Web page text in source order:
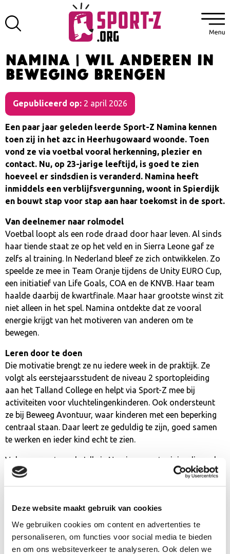
Deze website maakt gebruik van cookies
We gebruiken cookies om content en advertenties te
personaliseren, om functies voor social media te bieden
en om ons websiteverkeer te analyseren. Ook delen we
Namina | Wil anderen in
beweging brengen
Gepubliceerd op: 2 april 2026
Een paar jaar geleden leerde Sport-Z Namina kennen
toen zij in het azc in Heerhugowaard woonde. Toen
vond ze via voetbal vooral herkenning, plezier en
contact. Nu, op 23-jarige leeftijd, is goed te zien
hoeveel er sindsdien is veranderd. Namina heeft
inmiddels een verblijfsvergunning, woont in Spierdijk
en bouwt stap voor stap aan haar toekomst in de sport.
Van deelnemer naar rolmodel
Voetbal loopt als een rode draad door haar leven. Al sinds
haar tiende staat ze op het veld en in Sierra Leone gaf ze
zelfs al training. In Nederland bleef ze zich ontwikkelen. Zo
speelde ze mee in Team Oranje tijdens de Unity EURO Cup,
een initiatief van Life Goals, COA en de KNVB. Haar team
haalde daarbij de kwartfinale. Maar haar grootste winst zit
niet alleen in het spel. Namina ontdekte dat ze vooral
energie krijgt van het motiveren van anderen om te
bewegen.
Leren door te doen
Die motivatie brengt ze nu iedere week in de praktijk. Ze
volgt als eerstejaarsstudent de niveau 2 sportopleiding
aan het Talland College en helpt via Sport-Z mee bij
activiteiten voor vluchtelingenkinderen. Ook ondersteunt
ze bij Beweeg Avontuur, waar kinderen met een beperking
centraal staan. Daar leert ze geduldig te zijn, goed samen
te werken en ieder kind echt te zien.
Volgens sportcoach Jelle is Namina een stagiaire die veel
positiviteit meebrengt. Waar ze eerst nog wat verlegen was,
laat ze nu steeds meer zelfvertrouwen zien. Ze maakt
helpen. “We gaan nog veel van haar horen,” klinkt het vol
vertrouwen. Namina weet in ieder geval al precies wat ze
wil: sporttrainer worden. En alles wijst erop dat ze hard op
weg is.